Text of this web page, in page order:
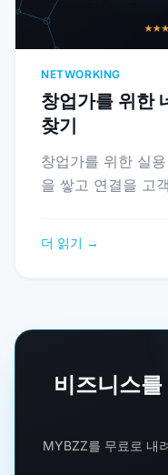
NETWORKING
창업가를 위한
찾기
창업가를 위한 실
을 쌓고 연결을 고
더 읽기 →
비즈니스
MYBZZ를 무료로 내